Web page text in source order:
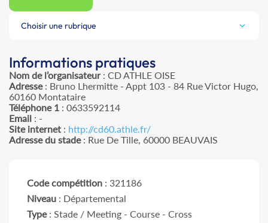
Choisir une rubrique
Informations pratiques
Nom de l’organisateur: CD ATHLE OISE
Adresse: Bruno Lhermitte - Appt 103 - 84 Rue Victor Hugo,
60160 Montataire
Téléphone 1 : 0633592114
Email : -
Site internet : http://cd60.athle.fr/
Adresse du stade: Rue De Tille, 60000 BEAUVAIS
Code compétition : 321186
Niveau : Départemental
Type: Stade / Meeting - Course - Cross